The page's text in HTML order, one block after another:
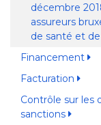
décembre
assureurs
de santé et
Financement
Facturation
Contrôle sur les
sanctions